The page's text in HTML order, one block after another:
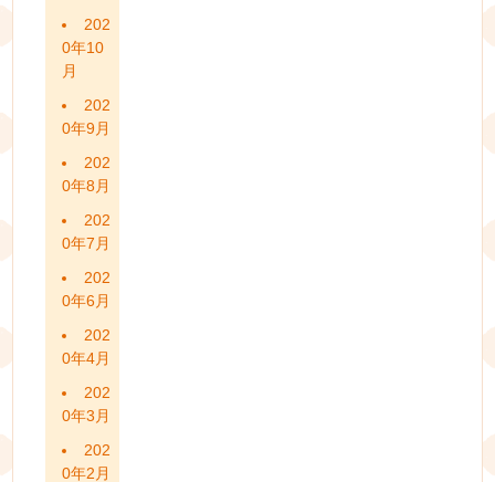
202
0年10
月
202
0年9月
202
0年8月
202
0年7月
202
0年6月
202
0年4月
202
0年3月
202
0年2月